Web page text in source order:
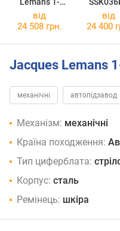
Lemans 1-
1775F
від
24 508 грн.
від
24 400
Jacques Lemans
механічні автопідзавод
Механізм: механічні
Країна походження:
Тип циферблата:
Корпус: сталь
Ремінець: шкіра